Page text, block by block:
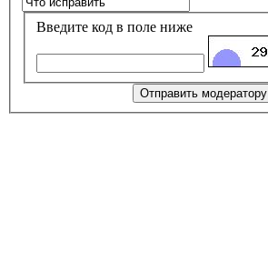
Введите код в поле ниже
Отправить модератору